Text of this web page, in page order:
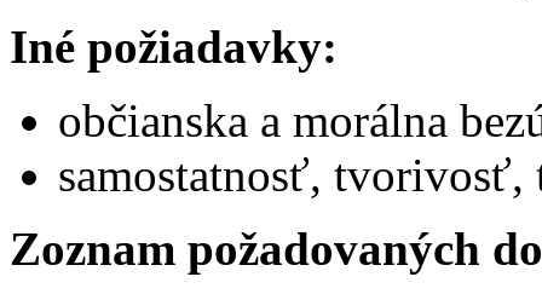
Iné požiadavky:
občianska a morálna
samostatnosť,
Zoznam požadovaných